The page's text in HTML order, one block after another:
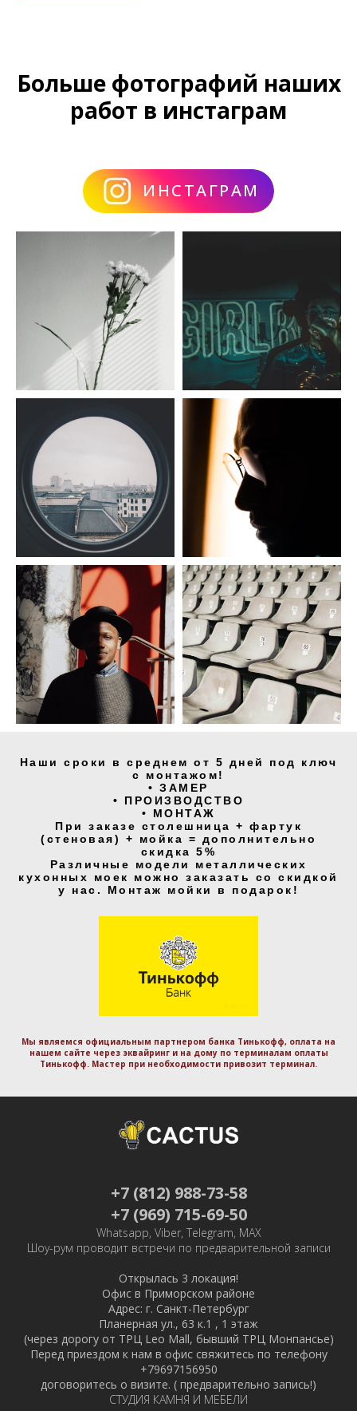
Больше фотографий наших
работ в инстаграм
ИНСТАГРАМ
Наши сроки в среднем от 5 дней под ключ
с монтажом!
• ЗАМЕР
• ПРОИЗВОДСТВО
• МОНТАЖ
При заказе столешница + фартук
(стеновая) + мойка = дополнительно
скидка 5%
Различные модели металлических
кухонных моек можно заказать со скидкой
у нас. Монтаж мойки в подарок!
Мы являемся официальным партнером банка Тинькофф, оплата на
нашем сайте через эквайринг и на дому по терминалам оплаты
Тинькофф. Маcтер при необходимости привозит терминал.
+7 (812) 988-73-58
+7 (969) 715-69-50
Whatsapp, Viber, Telegram, MAX
Шоу-рум проводит встречи по предварительной записи
Открылась 3 локация!
Офис в Приморском районе
Адрес: г. Санкт-Петербург
Планерная ул., 63 к.1 , 1 этаж
(через дорогу от ТРЦ Leo Mall, бывший ТРЦ Монпансье)
Перед приездом к нам в офис свяжитесь по телефону
+79697156950
договоритесь о визите. ( предварительно запись!)
СТУДИЯ КАМНЯ И МЕБЕЛИ